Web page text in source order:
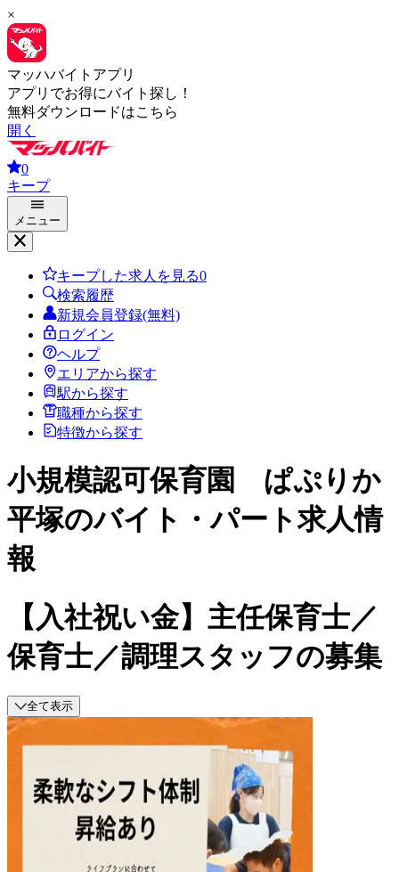
×
マッハバイトアプリ
アプリでお得にバイト探し！
無料ダウンロードはこちら
開く
0
キープ
メニュー
キープした求人を見る0
検索履歴
新規会員登録(無料)
ログイン
ヘルプ
エリアから探す
駅から探す
職種から探す
特徴から探す
小規模認可保育園 ぱぷりか
平塚のバイト・パート求人情
報
【入社祝い金】主任保育士／
保育士／調理スタッフの募集
全て表示